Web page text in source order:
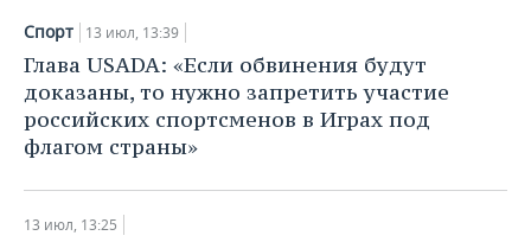
Спорт 13 июл, 13:39
Глава USADA: «Если обвинения будут
доказаны, то нужно запретить участие
российских спортсменов в Играх под
флагом страны»
13 июл, 13:25